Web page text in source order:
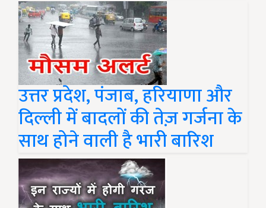
उत्तर प्रदेश, पंजाब, हरियाणा और
दिल्ली में बादलों की तेज़ गर्जना के
साथ होने वाली है भारी बारिश